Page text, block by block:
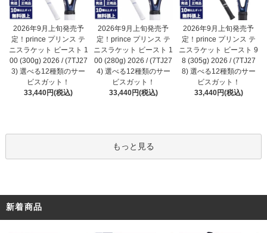
2026年9月上旬発売予
定！prince プリンス テ
ニスラケット ビースト 1
00 (300g) 2026 / (7TJ27
3) 選べる12種類のサー
ビスガット！
33,440円(税込)
2026年9月上旬発売予
定！prince プリンス テ
ニスラケット ビースト 1
00 (280g) 2026 / (7TJ27
4) 選べる12種類のサー
ビスガット！
33,440円(税込)
2026年9月上旬発売予
定！prince プリンス テ
ニスラケット ビースト 9
8 (305g) 2026 / (7TJ27
8) 選べる12種類のサー
ビスガット！
33,440円(税込)
もっと見る
新着商品